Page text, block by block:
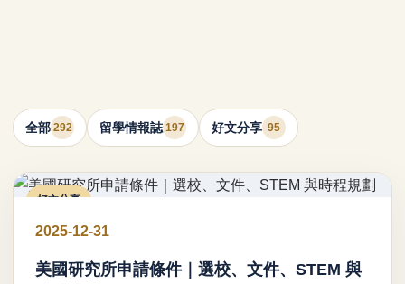
全部 292 留學情報誌 197 好文分享 95
好文分享
2025-12-31
美國研究所申請條件｜選校、文件、STEM 與